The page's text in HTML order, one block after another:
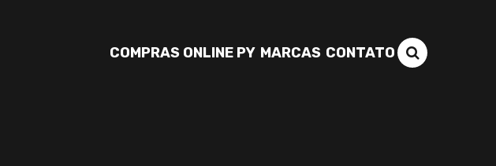
COMPRAS ONLINE PY MARCAS CONTATO